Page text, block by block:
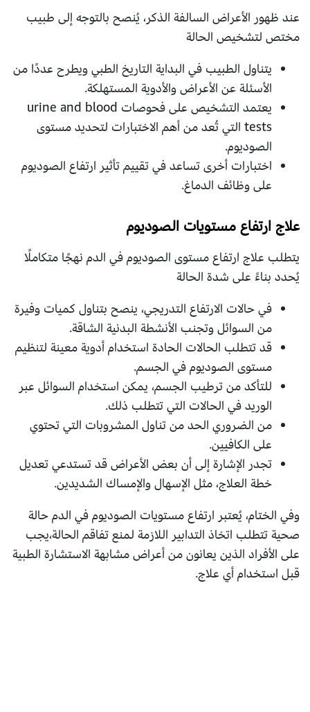
عند ظهور الأعراض السالفة الذكر، يُنصح بالتوجه إلى طبيب
مختص لتشخيص الحالة
يتناول الطبيب في البداية التاريخ الطبي ويطرح عددًا من
الأسئلة عن الأعراض والأدوية المستهلكة.
يعتمد التشخيص على فحوصات urine and blood
tests التي تُعد من أهم الاختبارات لتحديد مستوى
الصوديوم.
اختبارات أخرى تساعد في تقييم تأثير ارتفاع الصوديوم
على وظائف الدماغ.
علاج ارتفاع مستويات الصوديوم
يتطلب علاج ارتفاع مستوى الصوديوم في الدم نهجًا متكاملًا
يُحدد بناءً على شدة الحالة
في حالات الارتفاع التدريجي، ينصح بتناول كميات وفيرة
من السوائل وتجنب الأنشطة البدنية الشاقة.
قد تتطلب الحالات الحادة استخدام أدوية معينة لتنظيم
مستوى الصوديوم في الجسم.
للتأكد من ترطيب الجسم، يمكن استخدام السوائل عبر
الوريد في الحالات التي تتطلب ذلك.
من الضروري الحد من تناول المشروبات التي تحتوي
على الكافيين.
تجدر الإشارة إلى أن بعض الأعراض قد تستدعي تعديل
خطة العلاج، مثل الإسهال والإمساك الشديدين.
وفي الختام، يُعتبر ارتفاع مستويات الصوديوم في الدم حالة
صحية تتطلب اتخاذ التدابير اللازمة لمنع تفاقم الحالة،يجب
على الأفراد الذين يعانون من أعراض مشابهة الاستشارة الطبية
قبل استخدام أي علاج.